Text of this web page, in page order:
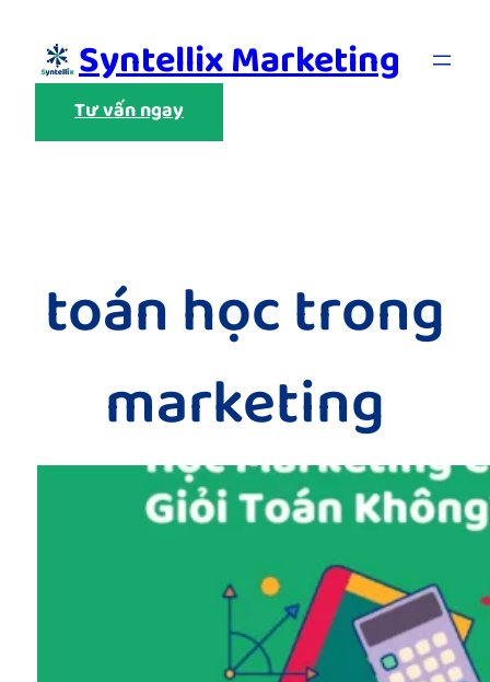
content Syntellix Marketing
Tư vấn ngay
toán học trong
marketing